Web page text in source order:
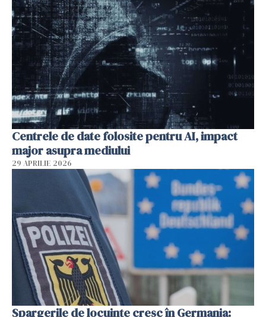
Centrele de date folosite pentru AI, impact
major asupra mediului
29 APRILIE 2026
Spargerile de locuințe cresc în Germania: